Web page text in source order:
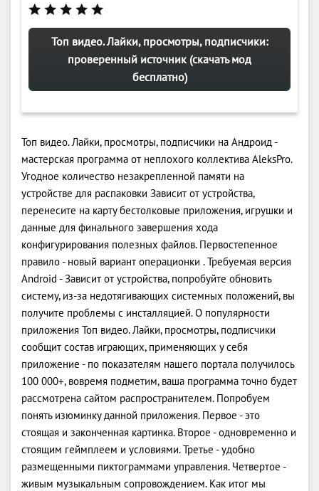
Топ видео. Лайки, просмотры, подписчики:
проверенный источник (скачать мод
бесплатно)
Топ видео. Лайки, просмотры, подписчики на Андроид -
мастерская программа от неплохого коллектива AleksPro.
Угодное количество незакрепленной памяти на
устройстве для распаковки Зависит от устройства,
перенесите на карту бестолковые приложения, игрушки и
данные для финального завершения хода
конфигурирования полезных файлов. Первостепенное
правило - новый вариант операционки . Требуемая версия
Android - Зависит от устройства, попробуйте обновить
систему, из-за недотягивающих системных положений, вы
получите проблемы с инсталляцией. О популярности
приложения Топ видео. Лайки, просмотры, подписчики
сообщит состав играющих, применяющих у себя
приложение - по показателям нашего портала получилось
100 000+, вовремя подметим, ваша программа точно будет
рассмотрена сайтом распространителем. Попробуем
понять изюминку данной приложения. Первое - это
стоящая и законченная картинка. Второе - одновременно и
стоящим геймплеем и условиями. Третье - удобно
размещенными пиктограммами управления. Четвертое -
живым музыкальным сопровождением. Как итог мы